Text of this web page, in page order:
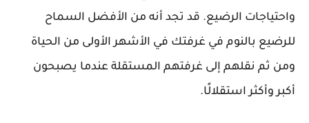
واحتياجات الرضيع. قد تجد أنه من الأفضل السماح
للرضيع بالنوم في غرفتك في الأشهر الأولى من الحياة
ومن ثم نقلهم إلى غرفتهم المستقلة عندما يصبحون
أكبر وأكثر استقلالًا.